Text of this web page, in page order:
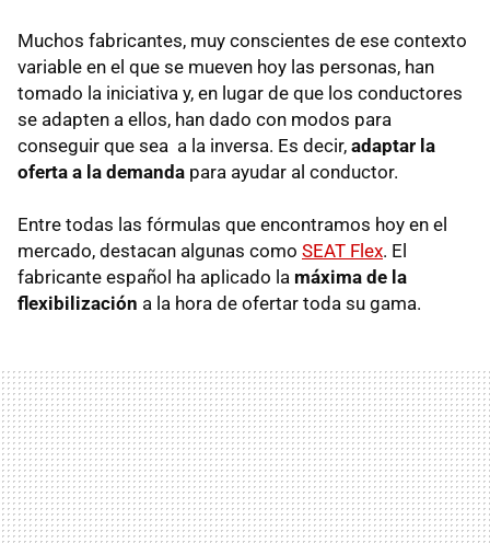
Muchos fabricantes, muy conscientes de ese contexto
variable en el que se mueven hoy las personas, han
tomado la iniciativa y, en lugar de que los conductores
se adapten a ellos, han dado con modos para
conseguir que sea a la inversa. Es decir, adaptar la
oferta a la demanda para ayudar al conductor.
Entre todas las fórmulas que encontramos hoy en el
mercado, destacan algunas como SEAT Flex. El
fabricante español ha aplicado la máxima de la
flexibilización a la hora de ofertar toda su gama.